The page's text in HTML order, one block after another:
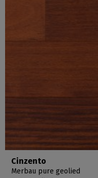
Cinzento
Merbau pure geolied